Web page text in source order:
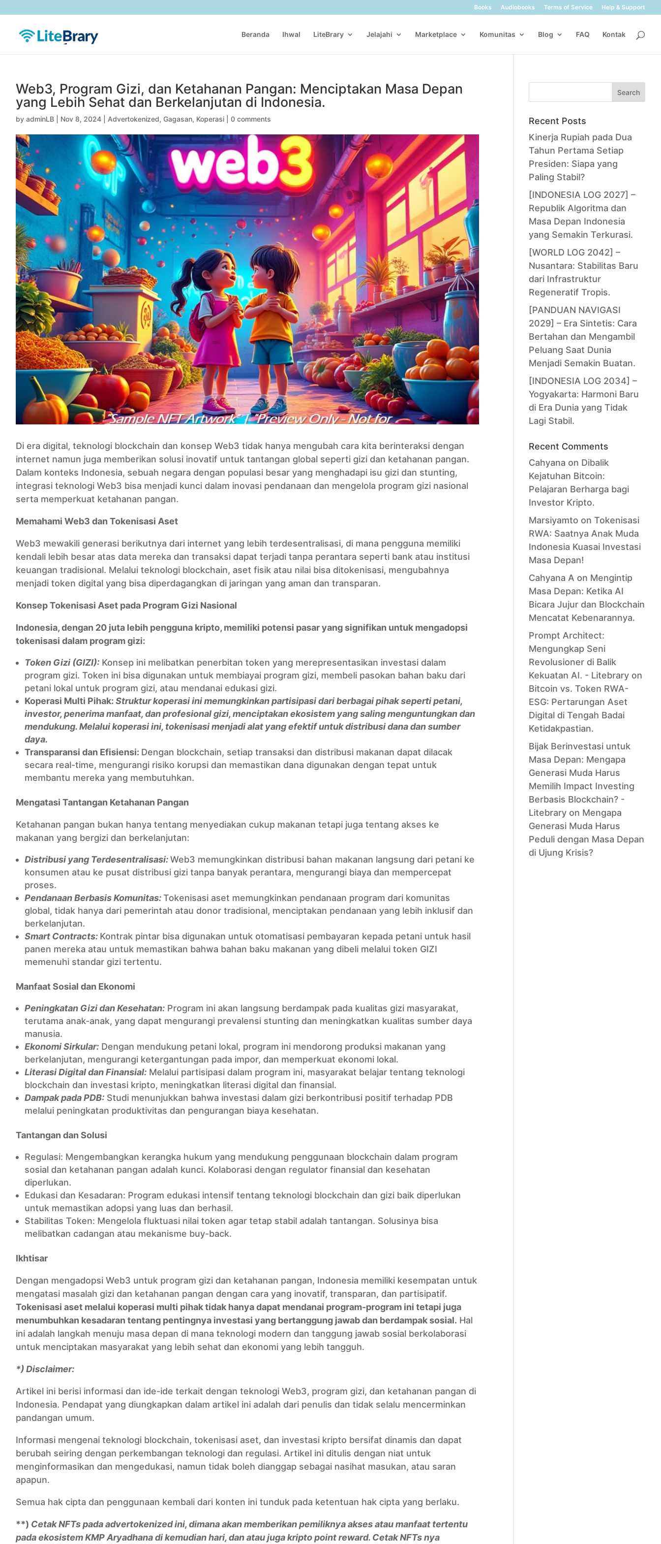
Books Audiobooks Terms of Service Help & Support
Beranda Ihwal LiteBrary Jelajahi Marketplace Komunitas Blog FAQ Kontak
Web3, Program Gizi, dan Ketahanan Pangan: Menciptakan Masa Depan
yang Lebih Sehat dan Berkelanjutan di Indonesia.
by adminLB Nov 8, 2024 Advertokenized, Gagasan, Koperasi 0 comments
Di era digital, teknologi blockchain dan konsep Web3 tidak hanya mengubah cara kita berinteraksi dengan
internet namun juga memberikan solusi inovatif untuk tantangan global seperti gizi dan ketahanan pangan.
Dalam konteks Indonesia, sebuah negara dengan populasi besar yang menghadapi isu gizi dan stunting,
integrasi teknologi Web3 bisa menjadi kunci dalam inovasi pendanaan dan mengelola program gizi nasional
serta memperkuat ketahanan pangan.
Memahami Web3 dan Tokenisasi Aset
Web3 mewakili generasi berikutnya dari internet yang lebih terdesentralisasi, di mana pengguna memiliki
kendali lebih besar atas data mereka dan transaksi dapat terjadi tanpa perantara seperti bank atau institusi
keuangan tradisional. Melalui teknologi blockchain, aset fisik atau nilai bisa ditokenisasi, mengubahnya
menjadi token digital yang bisa diperdagangkan di jaringan yang aman dan transparan.
Konsep Tokenisasi Aset pada Program Gizi Nasional
Indonesia, dengan 20 juta lebih pengguna kripto, memiliki potensi pasar yang signifikan untuk mengadopsi
tokenisasi dalam program gizi:
Token Gizi (GIZI): Konsep ini melibatkan penerbitan token yang merepresentasikan investasi dalam
program gizi. Token ini bisa digunakan untuk membiayai program gizi, membeli pasokan bahan baku dari
petani lokal untuk program gizi, atau mendanai edukasi gizi.
Koperasi Multi Pihak: Struktur koperasi ini memungkinkan partisipasi dari berbagai pihak seperti petani,
investor, penerima manfaat, dan profesional gizi, menciptakan ekosistem yang saling menguntungkan dan
mendukung. Melalui koperasi ini, tokenisasi menjadi alat yang efektif untuk distribusi dana dan sumber
daya.
Transparansi dan Efisiensi: Dengan blockchain, setiap transaksi dan distribusi makanan dapat dilacak
secara real-time, mengurangi risiko korupsi dan memastikan dana digunakan dengan tepat untuk
membantu mereka yang membutuhkan.
Mengatasi Tantangan Ketahanan Pangan
Ketahanan pangan bukan hanya tentang menyediakan cukup makanan tetapi juga tentang akses ke
makanan yang bergizi dan berkelanjutan:
Distribusi yang Terdesentralisasi:Web3 memungkinkan distribusi bahan makanan langsung dari petani ke
konsumen atau ke pusat distribusi gizi tanpa banyak perantara, mengurangi biaya dan mempercepat
proses.
Pendanaan Berbasis Komunitas:Tokenisasi aset memungkinkan pendanaan program dari komunitas
global, tidak hanya dari pemerintah atau donor tradisional, menciptakan pendanaan yang lebih inklusif dan
berkelanjutan.
Smart Contracts: Kontrak pintar bisa digunakan untuk otomatisasi pembayaran kepada petani untuk hasil
panen mereka atau untuk memastikan bahwa bahan baku makanan yang dibeli melalui token GIZI
memenuhi standar gizi tertentu.
Manfaat Sosial dan Ekonomi
Peningkatan Gizi dan Kesehatan: Program ini akan langsung berdampak pada kualitas gizi masyarakat,
terutama anak-anak, yang dapat mengurangi prevalensi stunting dan meningkatkan kualitas sumber daya
manusia.
Ekonomi Sirkular: Dengan mendukung petani lokal, program ini mendorong produksi makanan yang
berkelanjutan, mengurangi ketergantungan pada impor, dan memperkuat ekonomi lokal.
Literasi Digital dan Finansial: Melalui partisipasi dalam program ini, masyarakat belajar tentang teknologi
blockchain dan investasi kripto, meningkatkan literasi digital dan finansial.
Dampak pada PDB: Studi menunjukkan bahwa investasi dalam gizi berkontribusi positif terhadap PDB
melalui peningkatan produktivitas dan pengurangan biaya kesehatan.
Tantangan dan Solusi
Regulasi: Mengembangkan kerangka hukum yang mendukung penggunaan blockchain dalam program
sosial dan ketahanan pangan adalah kunci. Kolaborasi dengan regulator finansial dan kesehatan
diperlukan.
Edukasi dan Kesadaran: Program edukasi intensif tentang teknologi blockchain dan gizi baik diperlukan
untuk memastikan adopsi yang luas dan berhasil.
Stabilitas Token: Mengelola fluktuasi nilai token agar tetap stabil adalah tantangan. Solusinya bisa
melibatkan cadangan atau mekanisme buy-back.
Ikhtisar
Dengan mengadopsi Web3 untuk program gizi dan ketahanan pangan, Indonesia memiliki kesempatan untuk
mengatasi masalah gizi dan ketahanan pangan dengan cara yang inovatif, transparan, dan partisipatif.
Tokenisasi aset melalui koperasi multi pihaktidak hanya dapat mendanai program-program ini tetapi juga
menumbuhkan kesadaran tentang pentingnya investasi yang bertanggung jawab dan berdampak sosial. Hal
ini adalah langkah menuju masa depan di mana teknologi modern dan tanggung jawab sosial berkolaborasi
untuk menciptakan masyarakat yang lebih sehat dan ekonomi yang lebih tangguh.
*) Disclaimer:
Artikel ini berisi informasi dan ide-ide terkait dengan teknologi Web3, program gizi, dan ketahanan pangan di
Indonesia. Pendapat yang diungkapkan dalam artikel ini adalah dari penulis dan tidak selalu mencerminkan
pandangan umum.
Informasi mengenai teknologi blockchain, tokenisasi aset, dan investasi kripto bersifat dinamis dan dapat
berubah seiring dengan perkembangan teknologi dan regulasi. Artikel ini ditulis dengan niat untuk
menginformasikan dan mengedukasi, namun tidak boleh dianggap sebagai nasihat masukan, atau saran
apapun.
Semua hak cipta dan penggunaan kembali dari konten ini tunduk pada ketentuan hak cipta yang berlaku.
**) Cetak NFTs pada advertokenized ini, dimana akan memberikan pemiliknya akses atau manfaat tertentu
pada ekosistemKMP Aryadhanadi kemudian hari, dan atau juga kripto point reward. Cetak NFTs nya
Search
Recent Posts
Kinerja Rupiah pada Dua
Tahun Pertama Setiap
Presiden: Siapa yang
Paling Stabil?
[INDONESIA LOG 2027] –
Republik Algoritma dan
Masa Depan Indonesia
yang Semakin Terkurasi.
[WORLD LOG 2042] –
Nusantara: Stabilitas Baru
dari Infrastruktur
Regeneratif Tropis.
[PANDUAN NAVIGASI
2029] – Era Sintetis: Cara
Bertahan dan Mengambil
Peluang Saat Dunia
Menjadi Semakin Buatan.
[INDONESIA LOG 2034] –
Yogyakarta: Harmoni Baru
di Era Dunia yang Tidak
Lagi Stabil.
Recent Comments
Cahyana on Dibalik
Kejatuhan Bitcoin:
Pelajaran Berharga bagi
Investor Kripto.
Marsiyamto on Tokenisasi
RWA: Saatnya Anak Muda
Indonesia Kuasai Investasi
Masa Depan!
Cahyana A on Mengintip
Masa Depan: Ketika AI
Bicara Jujur dan Blockchain
Mencatat Kebenarannya.
Prompt Architect:
Mengungkap Seni
Revolusioner di Balik
Kekuatan AI. - Litebraryon
Bitcoin vs. Token RWA-
ESG: Pertarungan Aset
Digital di Tengah Badai
Ketidakpastian.
Bijak Berinvestasi untuk
Masa Depan: Mengapa
Generasi Muda Harus
Memilih Impact Investing
Berbasis Blockchain? -
Litebraryon Mengapa
Generasi Muda Harus
Peduli dengan Masa Depan
di Ujung Krisis?